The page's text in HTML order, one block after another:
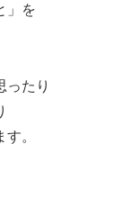
」を
ったり
。